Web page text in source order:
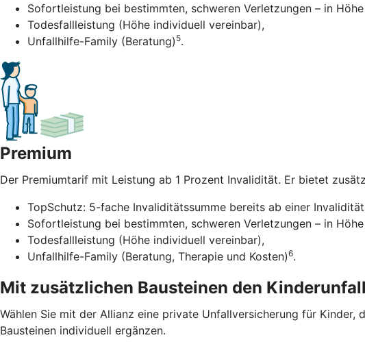
Sofortleistung bei bestimmten, schweren Verletzungen – in
Todesfallleistung (Höhe individuell vereinbar),
Unfallhilfe-Family (Beratung) 5.
Premium
Der Premiumtarif mit Leistung ab 1 Prozent Invalidität. Er bietet
TopSchutz: 5-fache Invaliditätssumme bereits ab einer
Sofortleistung bei bestimmten, schweren Verletzungen – in
Todesfallleistung (Höhe individuell vereinbar),
Unfallhilfe-Family (Beratung, Therapie und Kosten)6.
Mit zusätzlichen Bausteinen den
Wählen Sie mit der Allianz eine private Unfallversicherung für Kinder,
Bausteinen individuell ergänzen.